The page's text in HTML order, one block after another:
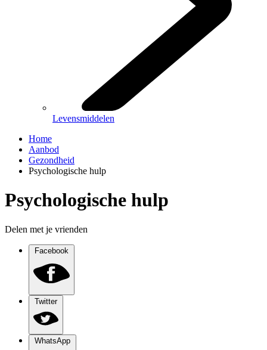
Levensmiddelen
Home
Aanbod
Gezondheid
Psychologische hulp
Psychologische hulp
Delen met je vrienden
Facebook
Twitter
WhatsApp